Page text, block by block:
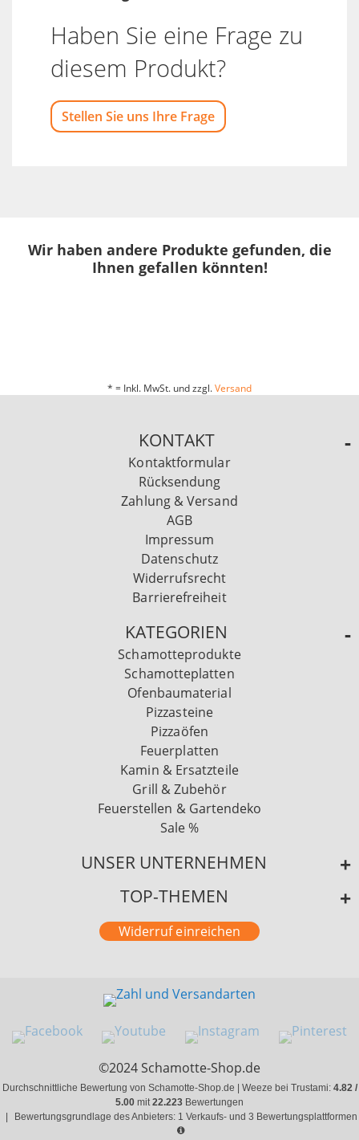
Haben Sie eine Frage zu
diesem Produkt?
Stellen Sie uns Ihre Frage
Wir haben andere Produkte gefunden, die
Ihnen gefallen könnten!
* = Inkl. MwSt. und zzgl.Versand
KONTAKT
Kontaktformular
Rücksendung
Zahlung & Versand
AGB
Impressum
Datenschutz
Widerrufsrecht
Barrierefreiheit
KATEGORIEN
Schamotteprodukte
Schamotteplatten
Ofenbaumaterial
Pizzasteine
Pizzaöfen
Feuerplatten
Kamin & Ersatzteile
Grill & Zubehör
Feuerstellen & Gartendeko
Sale %
UNSER UNTERNEHMEN
TOP-THEMEN
Widerruf einreichen
©2024 Schamotte-Shop.de
Durchschnittliche Bewertung von Schamotte-Shop.de | Weeze bei Trustami: 4.82 /
5.00 mit22.223 Bewertungen
Bewertungsgrundlage des Anbieters: 1 Verkaufs- und 3 Bewertungsplattformen